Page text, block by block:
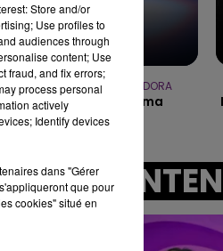
DISIZ & THEODORA
Melodrama
A
Store and/or
Use profiles to
audiences through
content; Use
fraud, and fix errors;
process personal
actively
Identify devices
dans "Gérer
que pour
cookies" situé en